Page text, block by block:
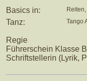
Basics in:
Tanz: Tango
Regie
Führerschein Klasse B
Schriftstellerin (Lyrik,